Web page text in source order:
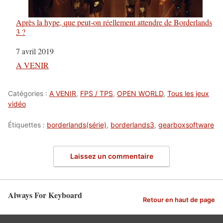
Après la hype, que peut-on réellement attendre de Borderlands
3 ?
Date
7 avril 2019
Par rapport à
A VENIR
Catégories : A VENIR, FPS / TPS, OPEN WORLD, Tous les jeux
vidéo
Étiquettes : borderlands(série), borderlands3, gearboxsoftware
Laissez un commentaire
Always For Keyboard Retour en haut de page